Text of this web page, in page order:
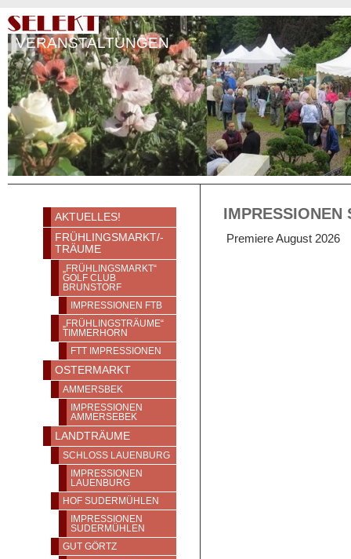
VERANSTALTUNGEN
AKTUELLES!
FRÜHLINGSMARKT/-
TRÄUME
„FRÜHLINGSMARKT“
GOLF CLUB
BRUNSTORF
IMPRESSIONEN FTB
„FRÜHLINGSTRÄUME“
TIMMERHORN
FTT IMPRESSIONEN
OSTERMARKT
AMMERSBEK
IMPRESSIONEN
AMMERSEBEK
LANDTRÄUME
SCHLOSS LAUENBURG
IMPRESSIONEN
LAUENBURG
HOF SUDERMÜHLEN
IMPRESSIONEN
SUDERMÜHLEN
GUT GÖRTZ
IMPRESSIONEN
Premiere August 2026